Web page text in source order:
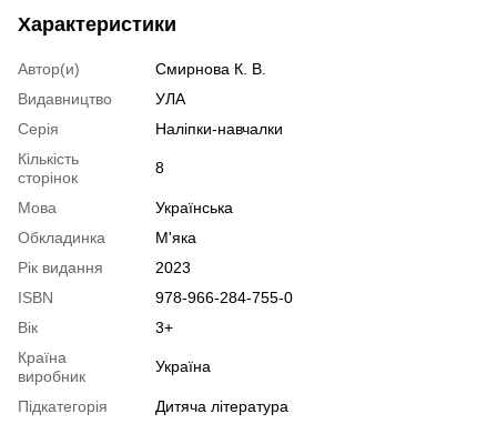
Характеристики
Автор(и)
Смирнова К. В.
Видавництво
УЛА
Серія
Наліпки-навчалки
Кількість
сторінок
8
Мова
Українська
Обкладинка
М'яка
Рік видання
2023
ISBN
978-966-284-755-0
Вік
3+
Країна
виробник
Україна
Підкатегорія Дитяча література